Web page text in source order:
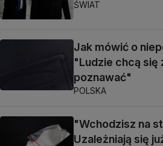
ŚWIAT
Jak mówić o
"Ludzie chcą się
poznawać"
POLSKA
"Wchodzisz na
Uzależniają się